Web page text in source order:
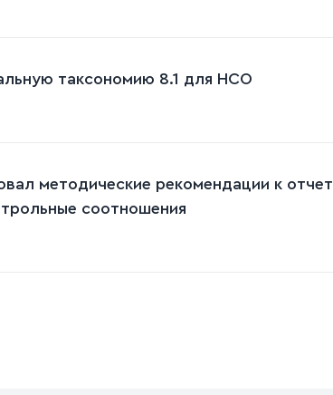
таксономию 8.1 для НСО
методические рекомендации к
соотношения